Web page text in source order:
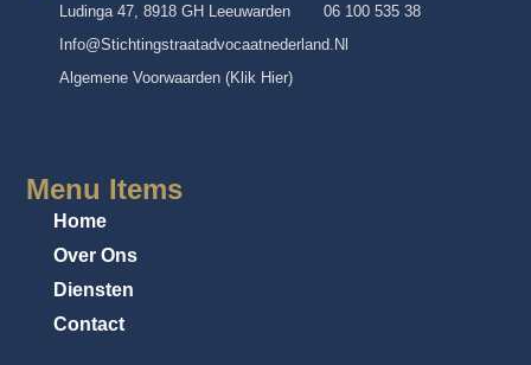
Ludinga 47, 8918 GH Leeuwarden
06 100 535 38
Info@stichtingstraatadvocaatnederland.nl
Algemene Voorwaarden (klik Hier)
Menu Items
Home
Over Ons
Diensten
Contact